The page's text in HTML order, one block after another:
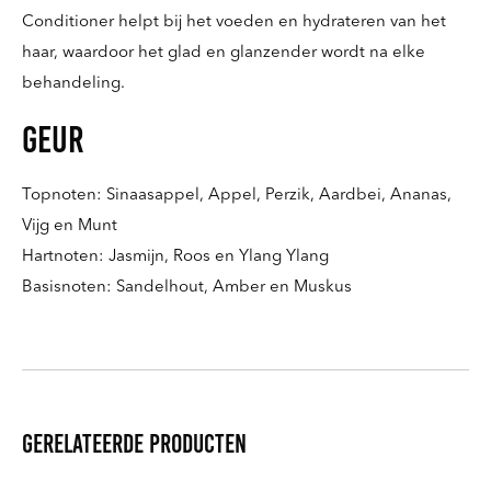
Conditioner helpt bij het voeden en hydrateren van het
haar, waardoor het glad en glanzender wordt na elke
behandeling.
Geur
Topnoten: Sinaasappel, Appel, Perzik, Aardbei, Ananas,
Vijg en Munt
Hartnoten: Jasmijn, Roos en Ylang Ylang
Basisnoten: Sandelhout, Amber en Muskus
Gerelateerde producten